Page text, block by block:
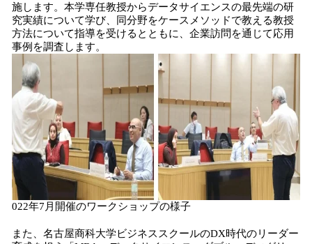
施します。本学専任教授からデータサイエンスの最先端の研
究実績について学び、同分野をケースメソッドで教える教授
方法について指導を受けるとともに、企業訪問を通じて応用
事例を調査します。
022年7月開催のワークショップの様子
また、名古屋商科大学ビジネススクールのDX時代のリーダー